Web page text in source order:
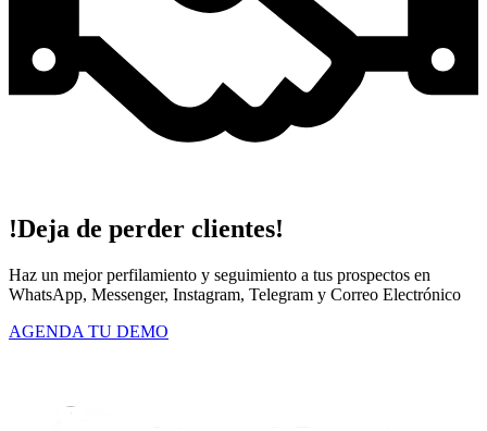
!Deja de perder clientes!
Haz un mejor perfilamiento y seguimiento a tus prospectos en
WhatsApp, Messenger, Instagram, Telegram y Correo Electrónico
AGENDA TU DEMO